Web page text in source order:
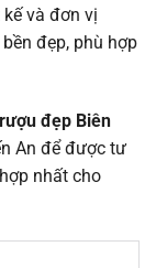
và đơn vị
đẹp, phù hợp
đẹp Biên
An để được tư
nhất cho